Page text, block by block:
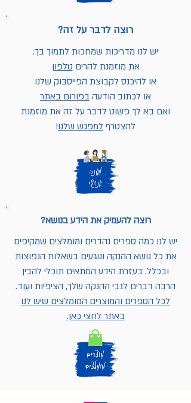
רוצה לדבר על זה?
יש לנו מדריכות שמחכות לתמוך בך.
את מוזמנת להרים טלפון
או להיכנס לקבוצת הפייסבוק שלנו
או לכתוב הודעה בפורום באתר
ואם בא לך פשוט לדבר על זה את מוזמנת
להצטרף למפגש שלנו!
רוצה להעמיק את הידע בנושא?
יש לנו כמה ספרים נהדרים ומומלצים שמקיפים
את כל נושא ההנקה ונוגעים בשאלות הנפוצות
ובכלל. בעזרת הידע המתאים תוכלי להבין
הרבה דברים לגבי ההנקה שלך, הציפיות ועוד.
לכל הספרים והמוצרים המומלצים שיש לנו
באתר לחצי כאן.